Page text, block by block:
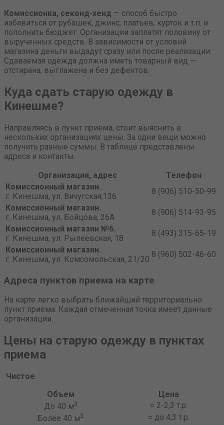
Комиссионка, секонд-хенд — способ быстро
избавиться от рубашек, джинс, платьев, курток и т.п. и
пополнить бюджет. Организации заплатят половину от
вырученных средств. В зависимости от условий
магазина деньги выдадут сразу или после реализации.
Сдаваемая одежда должна иметь товарный вид —
отстирана, выглажена и без дефектов.
Куда сдать старую одежду в
Кинешме?
Направляясь в пункт приема, стоит выяснить в
нескольких организациях цены. За одни вещи можно
получить разные суммы. В таблице представлены
адреса и контакты.
Организация, адрес
Телефон
Комиссионный магазин.
г. Кинешма, ул. Вичугская,136
8 (906) 510-50-99
Комиссионный магазин.
г. Кинешма, ул. Бойцова, 26А
8 (906) 514-93-95
Комиссионный магазин №6.
г. Кинешма, ул. Рылеевская, 18
8 (493) 315-65-19
Комиссионный магазин.
г. Кинешма, ул. Комсомольская, 21/20
8 (960) 502-46-60
Адреса пунктов приема на карте
На карте легко выбрать ближайший территориально
пункт приема. Каждая отмеченная точка имеет данные
организации.
Цены на старую одежду в пунктах
приема
Чистое
Объем
Цена
До 40 м3
≈ 2-2,3 т.р.
Более 40 м3 ≈ до 4,3 т.р.